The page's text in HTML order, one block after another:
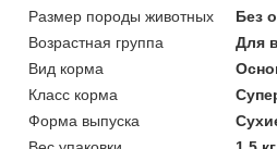
Размер породы животных
Без
Возрастная группа
Для
Вид корма
Класс корма
Форма выпуска